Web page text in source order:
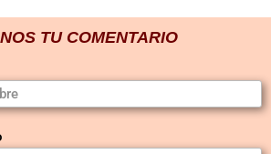
TU COMENTARIO